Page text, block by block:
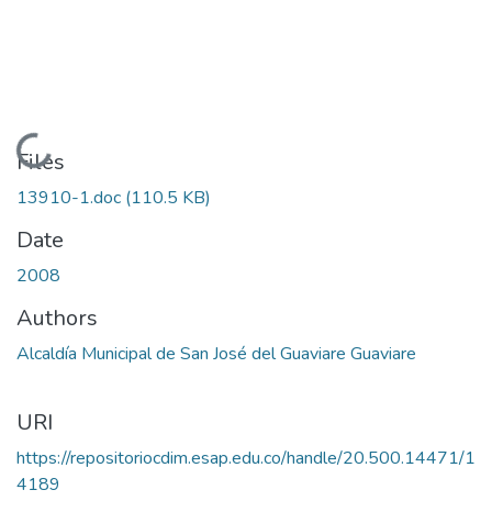
Loading...
Files
13910-1.doc (110.5 KB)
Date
2008
Authors
Alcaldía Municipal de San José del Guaviare Guaviare
URI
https://repositoriocdim.esap.edu.co/handle/20.500.14471/1
4189